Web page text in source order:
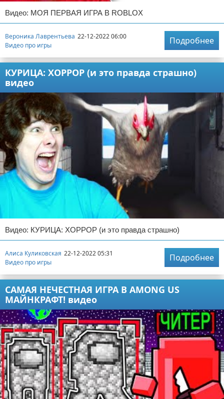
Видео: МОЯ ПЕРВАЯ ИГРА В ROBLOX
Вероника Лаврентьева 22-12-2022 06:00
Видео про игры
Подробнее
КУРИЦА: ХОРРОР (и это правда страшно)
видео
Видео: КУРИЦА: ХОРРОР (и это правда страшно)
Алиса Куликовская 22-12-2022 05:31
Видео про игры
Подробнее
САМАЯ НЕЧЕСТНАЯ ИГРА В AMONG US
МАЙНКРАФТ! видео